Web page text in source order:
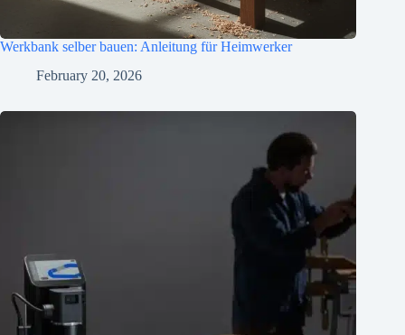
Werkbank selber bauen: Anleitung für Heimwerker
February 20, 2026